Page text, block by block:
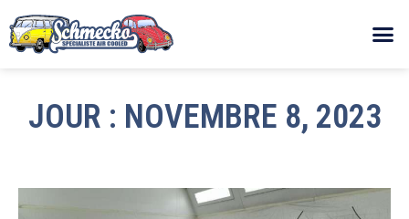
JOUR : NOVEMBRE 8, 2023